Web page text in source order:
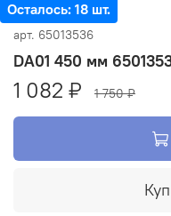
Осталось: 18 шт.
арт. 65013536
DA01 450 мм
1 082 ₽ 1 750 ₽